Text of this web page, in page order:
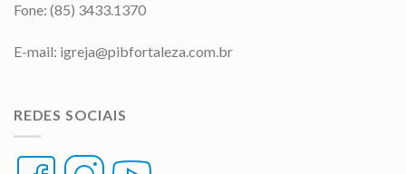
Fone: (85) 3433.1370
E-mail: igreja@pibfortaleza.com.br
REDES SOCIAIS